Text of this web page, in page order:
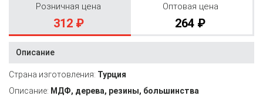
Розничная цена
312 ₽
Оптовая цена
264 ₽
Описание
Страна изготовления: Турция
Описание: МДФ, дерева, резины, большинства